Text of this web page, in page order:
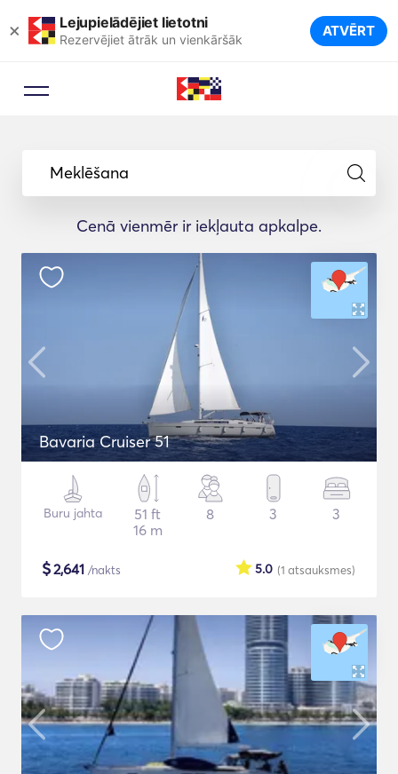
× Lejupielādējiet lietotni
Rezervējiet ātrāk un vienkāršāk ATVĒRT
Meklēšana
Cenā vienmēr ir iekļauta apkalpe.
Bavaria Cruiser 51
Buru jahta
51 ft
16 m
8 3 3
$2,641 /nakts (1 atsauksmes)
5.0